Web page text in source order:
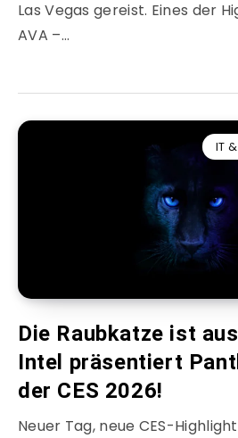
Las Vegas gereist. Eines der
AVA –…
IT
Die Raubkatze ist
Intel präsentiert
der CES 2026!
Neuer Tag, neue CES-